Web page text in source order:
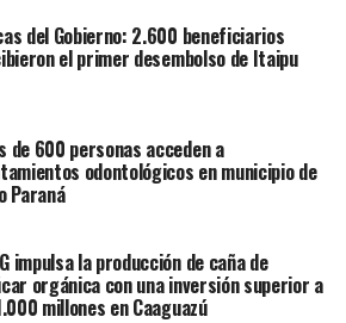
en voz de las mujeres
intentó matar a su ex pareja en
del Gobierno: 2.600 beneficiarios
el primer desembolso de Itaipu
de 600 personas acceden a
odontológicos en municipio de
Paraná
impulsa la producción de caña de
orgánica con una inversión superior a
millones en Caaguazú